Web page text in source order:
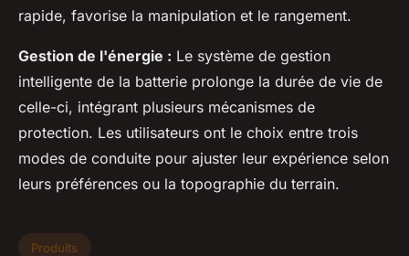
rapide, favorise la manipulation et le rangement.
Gestion de l'énergie : Le système de gestion
intelligente de la batterie prolonge la durée de vie de
celle-ci, intégrant plusieurs mécanismes de
protection. Les utilisateurs ont le choix entre trois
modes de conduite pour ajuster leur expérience selon
leurs préférences ou la topographie du terrain.
Produits